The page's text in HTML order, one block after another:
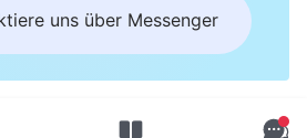
uns über Messenger